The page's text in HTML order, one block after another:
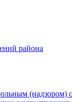
района
(надзором)